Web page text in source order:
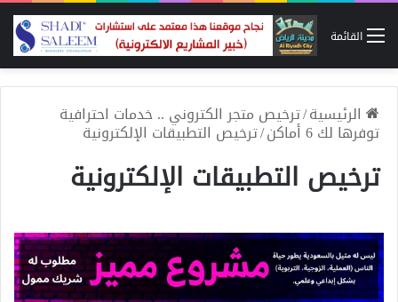
القائمة
الرئيسية/ترخيص متجر الكتروني .. خدمات احترافية
توفرها لك 6 أماكن /ترخيص التطبيقات الإلكترونية
ترخيص التطبيقات الإلكترونية